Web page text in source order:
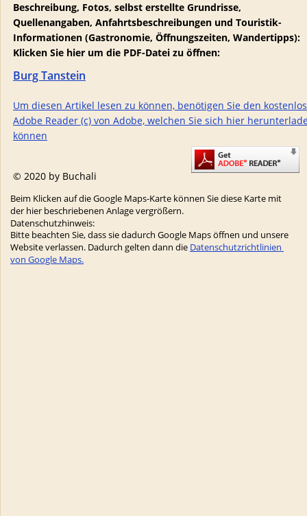
Beschreibung, Fotos, selbst erstellte Grundrisse,
Quellenangaben, Anfahrtsbeschreibungen und Touristik-
Informationen (Gastronomie, Öffnungszeiten, Wandertipps):
Klicken Sie hier um die PDF-Datei zu öffnen:
Burg Tanstein
Um diesen Artikel lesen zu können, benötigen Sie den
Adobe Reader (c) von Adobe, welchen Sie sich hier
können
© 2020 by Buchali
Beim Klicken auf die Google Maps-Karte können Sie diese Karte mit
der hier beschriebenen Anlage vergrößern.
Datenschutzhinweis:
Bitte beachten Sie, dass sie dadurch Google Maps öffnen und unsere
Website verlassen. Dadurch gelten dann die Datenschutzrichtlinien
von Google Maps.